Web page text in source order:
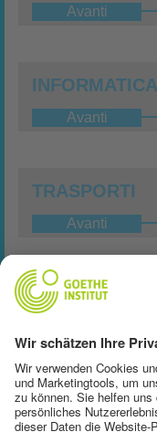
Avanti
INFORMATICA
Avanti
TRASPORTI
Avanti
OTTICA
MEDICINA